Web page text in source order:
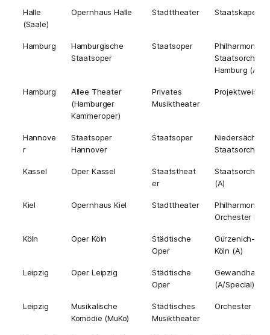
Halle
(Saale)
Opernhaus Halle Stadttheater Staatskapelle
Hamburg
Hamburgische
Staatsoper
Staatsoper
Hamburg (A)
Hamburg
Allee Theater
(Hamburger
Kammeroper)
Privates
Musiktheater
Projektweise
Hannove
r
Staatsoper
Hannover
Staatsoper
Kassel Oper Kassel
Staatstheat
er
(A)
Kiel Opernhaus Kiel Stadttheater
Orchester Kiel
Köln Oper Köln
Städtische
Oper
Gürzenich-
Köln (A)
Leipzig Oper Leipzig
Städtische
Oper
(A/Special)
Leipzig
Musikalische
Komödie (MuKo)
Städtisches
Musiktheater
Orchester der